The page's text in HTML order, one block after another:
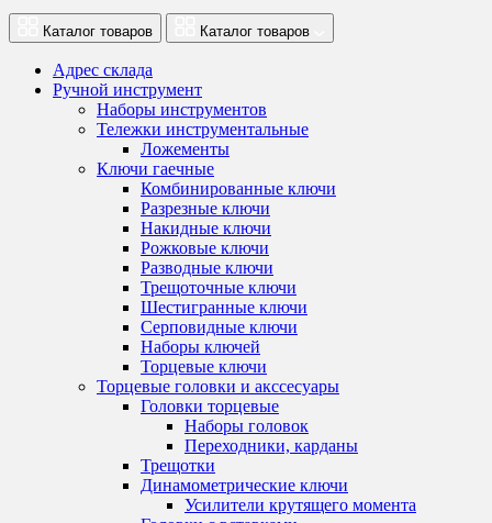
Каталог товаров Каталог товаров
Адрес склада
Ручной инструмент
Наборы инструментов
Тележки инструментальные
Ложементы
Ключи гаечные
Комбинированные ключи
Разрезные ключи
Накидные ключи
Рожковые ключи
Разводные ключи
Трещоточные ключи
Шестигранные ключи
Серповидные ключи
Наборы ключей
Торцевые ключи
Торцевые головки и акссесуары
Головки торцевые
Наборы головок
Переходники, карданы
Трещотки
Динамометрические ключи
Усилители крутящего момента